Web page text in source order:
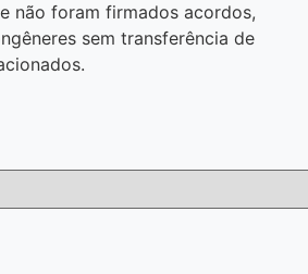
não foram firmados acordos,
sem transferência de